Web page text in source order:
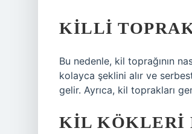
KILLI
Bu nedenle, kil toprağının
kolayca şeklini alır ve
gelir. Ayrıca, kil toprakları
KIL KÖKLERI